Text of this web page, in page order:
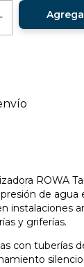
ROWA
de agua
instalaciones
y griferías.
con tuberías